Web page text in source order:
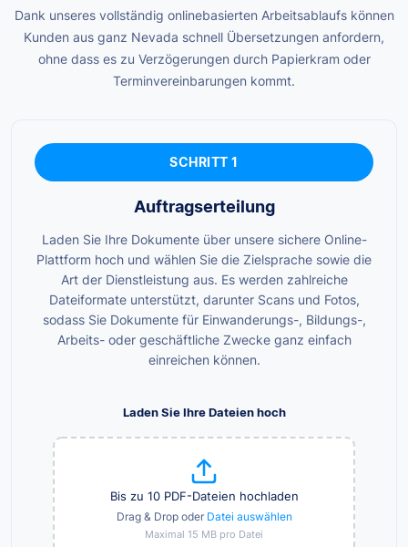
Dank unseres vollständig onlinebasierten Arbeitsablaufs können
Kunden aus ganz Nevada schnell Übersetzungen anfordern,
ohne dass es zu Verzögerungen durch Papierkram oder
Terminvereinbarungen kommt.
SCHRITT 1
Auftragserteilung
Laden Sie Ihre Dokumente über unsere sichere Online-
Plattform hoch und wählen Sie die Zielsprache sowie die
Art der Dienstleistung aus. Es werden zahlreiche
Dateiformate unterstützt, darunter Scans und Fotos,
sodass Sie Dokumente für Einwanderungs-, Bildungs-,
Arbeits- oder geschäftliche Zwecke ganz einfach
einreichen können.
Laden Sie Ihre Dateien hoch
Bis zu 10 PDF-Dateien hochladen
Drag & Drop oder Datei auswählen
Maximal 15 MB pro Datei